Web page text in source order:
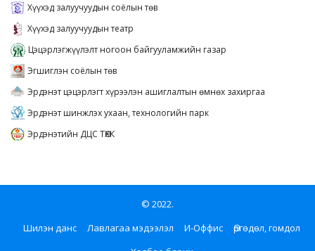
Хүүхэд залуучуудын соёлын төв
Хүүхэд залуучуудын театр
Цэцэрлэгжүүлэлт ногоон байгууламжийн газар
Эгшиглэн соёлын төв
Эрдэнэт цэцэрлэгт хүрээлэн ашиглалтын өмнөх захиргаа
Эрдэнэт шинжлэх ухаан, технологийн парк
Эрдэнэтийн ДЦС ТӨХК
© 2022.
Шилэн данс
Лавлагаа мэдээлэл И-Оффис
Өргөдөл, гомдол